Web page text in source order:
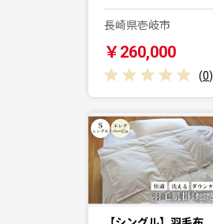
長崎県壱岐市
￥260,000
(0)